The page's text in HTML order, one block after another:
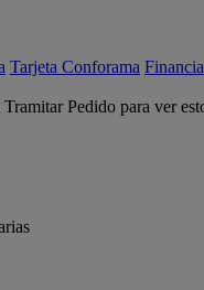
Tarjeta Conforama
Pedido para ver